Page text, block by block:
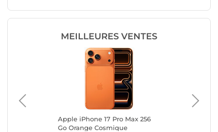
MEILLEURES VENTES
Apple iPhone 17 Pro Max 256
Go Orange Cosmique